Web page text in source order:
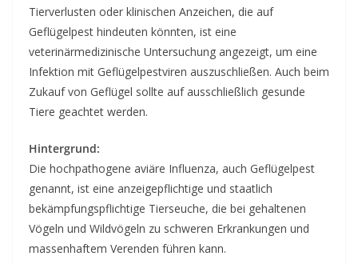
Tierverlusten oder klinischen Anzeichen, die auf
Geflügelpest hindeuten könnten, ist eine
veterinärmedizinische Untersuchung angezeigt, um eine
Infektion mit Geflügelpestviren auszuschließen. Auch beim
Zukauf von Geflügel sollte auf ausschließlich gesunde
Tiere geachtet werden.
Hintergrund:
Die hochpathogene aviäre Influenza, auch Geflügelpest
genannt, ist eine anzeigepflichtige und staatlich
bekämpfungspflichtige Tierseuche, die bei gehaltenen
Vögeln und Wildvögeln zu schweren Erkrankungen und
massenhaftem Verenden führen kann.